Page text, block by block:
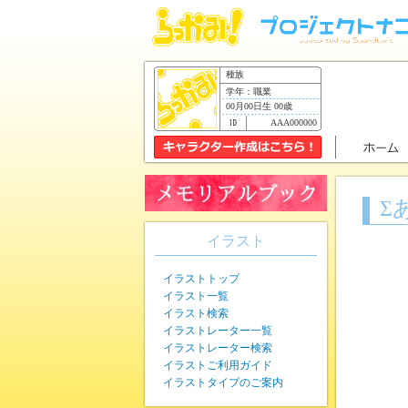
種族
学年：職業
00月00日生 00歳
AAA000000
Σ
イラスト
イラストトップ
イラスト一覧
イラスト検索
イラストレーター一覧
イラストレーター検索
イラストご利用ガイド
イラストタイプのご案内